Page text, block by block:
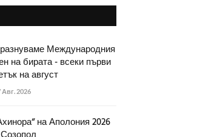
Международния
на бирата - всеки първи
на август
Авг. 2026
на Аполония 2026